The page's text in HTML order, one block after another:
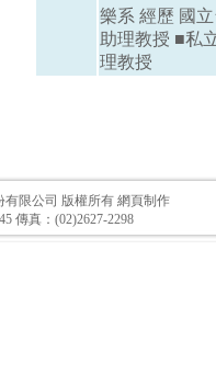
樂系 經歷 國
助理教授 ■私
理教授
有限公司 版權所有 網頁制作
傳真：(02)2627-2298